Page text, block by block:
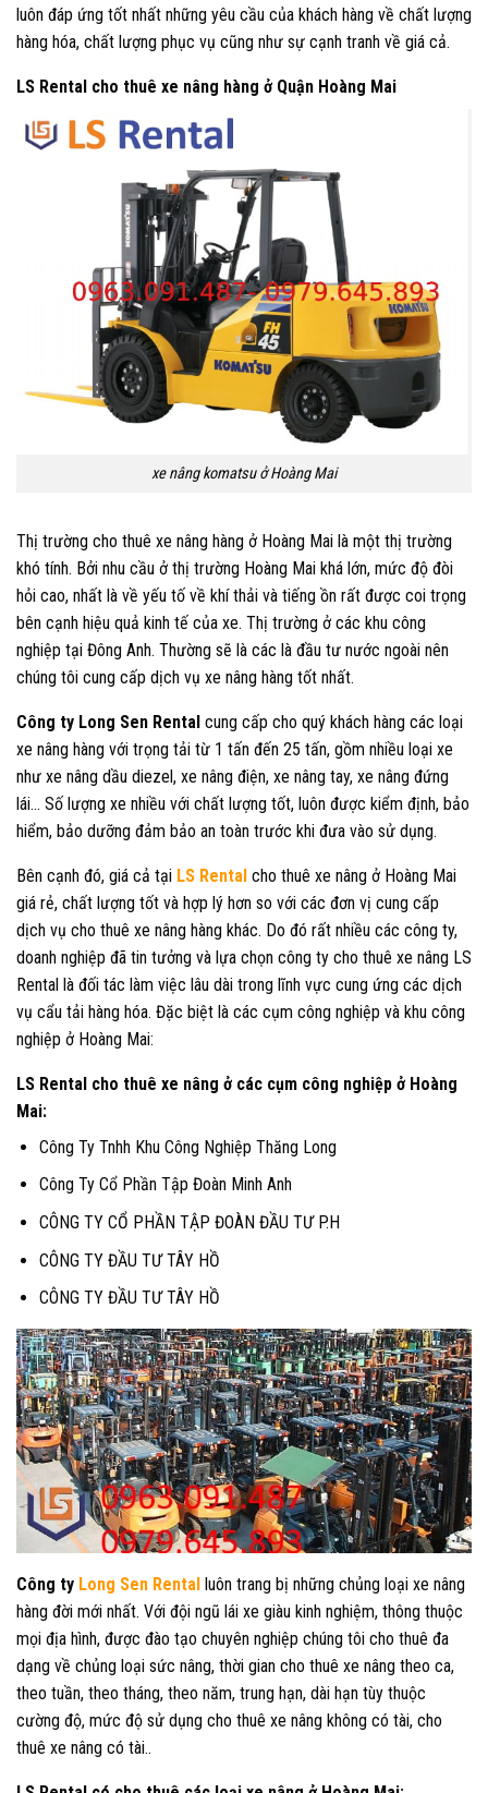
luôn đáp ứng tốt nhất những yêu cầu của khách hàng về chất lượng
hàng hóa, chất lượng phục vụ cũng như sự cạnh tranh về giá cả.
LS Rental cho thuê xe nâng hàng ở Quận Hoàng Mai
xe nâng komatsu ở Hoàng Mai
Thị trường cho thuê xe nâng hàng ở Hoàng Mai là một thị trường
khó tính. Bởi nhu cầu ở thị trường Hoàng Mai khá lớn, mức độ đòi
hỏi cao, nhất là về yếu tố về khí thải và tiếng ồn rất được coi trọng
bên cạnh hiệu quả kinh tế của xe. Thị trường ở các khu công
nghiệp tại Đông Anh. Thường sẽ là các là đầu tư nước ngoài nên
chúng tôi cung cấp dịch vụ xe nâng hàng tốt nhất.
Công ty Long Sen Rental cung cấp cho quý khách hàng các loại
xe nâng hàng với trọng tải từ 1 tấn đến 25 tấn, gồm nhiều loại xe
như xe nâng dầu diezel, xe nâng điện, xe nâng tay, xe nâng đứng
lái… Số lượng xe nhiều với chất lượng tốt, luôn được kiểm định, bảo
hiểm, bảo dưỡng đảm bảo an toàn trước khi đưa vào sử dụng.
Bên cạnh đó, giá cả tại LS Rental cho thuê xe nâng ở Hoàng Mai
giá rẻ, chất lượng tốt và hợp lý hơn so với các đơn vị cung cấp
dịch vụ cho thuê xe nâng hàng khác. Do đó rất nhiều các công ty,
doanh nghiệp đã tin tưởng và lựa chọn công ty cho thuê xe nâng LS
Rental là đối tác làm việc lâu dài trong lĩnh vực cung ứng các dịch
vụ cẩu tải hàng hóa. Đặc biệt là các cụm công nghiệp và khu công
nghiệp ở Hoàng Mai:
LS Rental cho thuê xe nâng ở các cụm công nghiệp ở Hoàng
Mai:
Công Ty Tnhh Khu Công Nghiệp Thăng Long
Công Ty Cổ Phần Tập Đoàn Minh Anh
CÔNG TY CỔ PHẦN TẬP ĐOÀN ĐẦU TƯ P.H
CÔNG TY ĐẦU TƯ TÂY HỒ
CÔNG TY ĐẦU TƯ TÂY HỒ
Công ty Long Sen Rental luôn trang bị những chủng loại xe nâng
hàng đời mới nhất. Với đội ngũ lái xe giàu kinh nghiệm, thông thuộc
mọi địa hình, được đào tạo chuyên nghiệp chúng tôi cho thuê đa
dạng về chủng loại sức nâng, thời gian cho thuê xe nâng theo ca,
theo tuần, theo tháng, theo năm, trung hạn, dài hạn tùy thuộc
cường độ, mức độ sử dụng cho thuê xe nâng không có tài, cho
thuê xe nâng có tài..